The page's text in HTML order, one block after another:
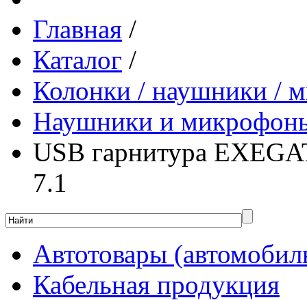
Главная /
Каталог /
Колонки / наушники /
Наушники и
USB гарнитура
7.1
Автотовары
Кабельная продукция